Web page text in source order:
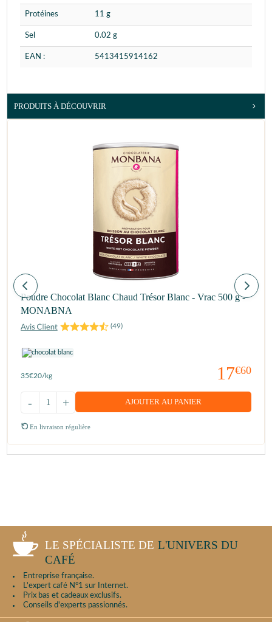
Protéines 11 g
Sel 0.02 g
EAN : 5413415914162
PRODUITS À DÉCOUVRIR
Poudre Chocolat Blanc Chaud Trésor Blanc - Vrac 500 g -
MONABNA
(49)
17€60
35€20/kg
+
- AJOUTER AU PANIER
En livraison régulière
LE SPÉCIALISTE DE L'UNIVERS DU
CAFÉ
Entreprise française.
L'expert café N°1 sur Internet.
Prix bas et cadeaux exclusifs.
Conseils d'experts passionnés.